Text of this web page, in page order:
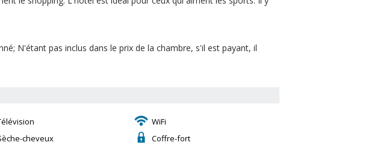
N'étant pas inclus dans le prix de la chambre, s'il est payant, il
WiFi
cheveux
Coffre-fort